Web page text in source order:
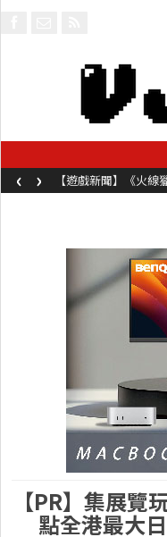
【遊戲新聞】《火
容同時系舊作限時超
‹ ›
【PR】集展覽
點全港最大